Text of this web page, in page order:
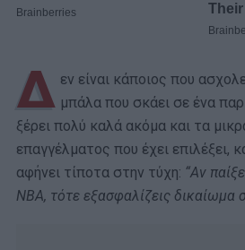
Δ εν είναι κάποιος που
μπάλα που σκάει σε ένα
ξέρει πολύ καλά ακόμα και τα
επαγγέλματος που έχει επιλέξει,
αφήνει τίποτα στην τύχη: “Αν
ΝΒΑ, τότε εξασφαλίζεις δικαίωμα